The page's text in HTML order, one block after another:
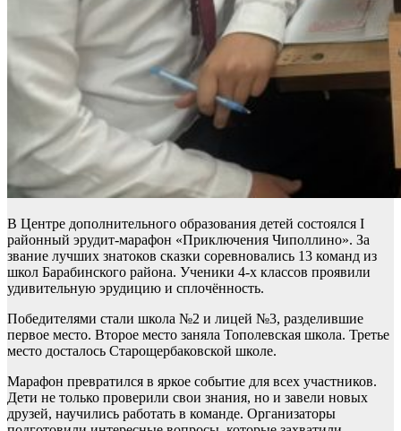
В Центре дополнительного образования детей состоялся I
районный эрудит-марафон «Приключения Чиполлино». За
звание лучших знатоков сказки соревновались 13 команд из
школ Барабинского района. Ученики 4-х классов проявили
удивительную эрудицию и сплочённость.
Победителями стали школа №2 и лицей №3, разделившие
первое место. Второе место заняла Тополевская школа. Третье
место досталось Старощербаковской школе.
Марафон превратился в яркое событие для всех участников.
Дети не только проверили свои знания, но и завели новых
друзей, научились работать в команде. Организаторы